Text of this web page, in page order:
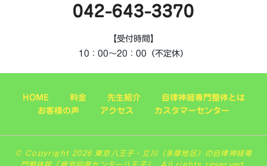
042-643-3370
【受付時間】
10：00～20：00（不定休）
HOME 料金 先生紹介
自律神経専門整体とは
お客様の声
アクセス カスタマーセンター
© Copyright 2026 東京八王子・立川（多摩地区）の自律神経専
門整体院「疲労回復センター八王子」. All rights reserved.